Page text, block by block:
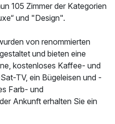
105 Zimmer der Kategorien
und "Design".
von renommierten
und bieten eine
kostenloses Kaffee- und
TV, ein Bügeleisen und -
Farb- und
Ankunft erhalten Sie ein